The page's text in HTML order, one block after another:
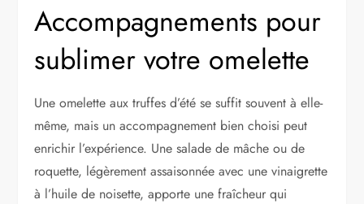
Accompagnements pour
sublimer votre omelette
Une omelette aux truffes d’été se suffit souvent à elle-
même, mais un accompagnement bien choisi peut
enrichir l’expérience. Une salade de mâche ou de
roquette, légèrement assaisonnée avec une vinaigrette
à l’huile de noisette, apporte une fraîcheur qui